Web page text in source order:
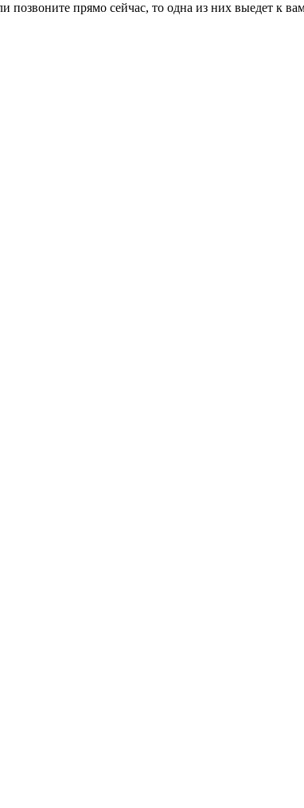
позвоните прямо сейчас, то одна из них выедет к